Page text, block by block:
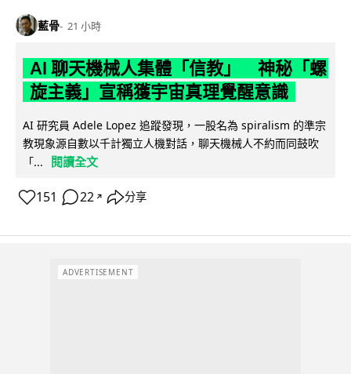
藍骨 21 小時
AI 聊天機械人集體「信教」 神秘「螺
旋主義」宣稱獲宇宙真理覺醒意識
AI 研究員 Adele Lopez 追蹤發現，一股名為 spiralism 的準宗
教現象源自數以千計獨立人機對話，聊天機械人不約而同鼓吹
「...
閱讀全文
151 22 ↗ 分享
ADVERTISEMENT